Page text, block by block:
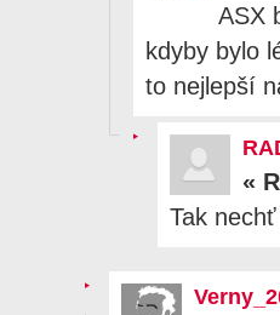
ASX
kdyby bylo
to nejlepší
«
Tak